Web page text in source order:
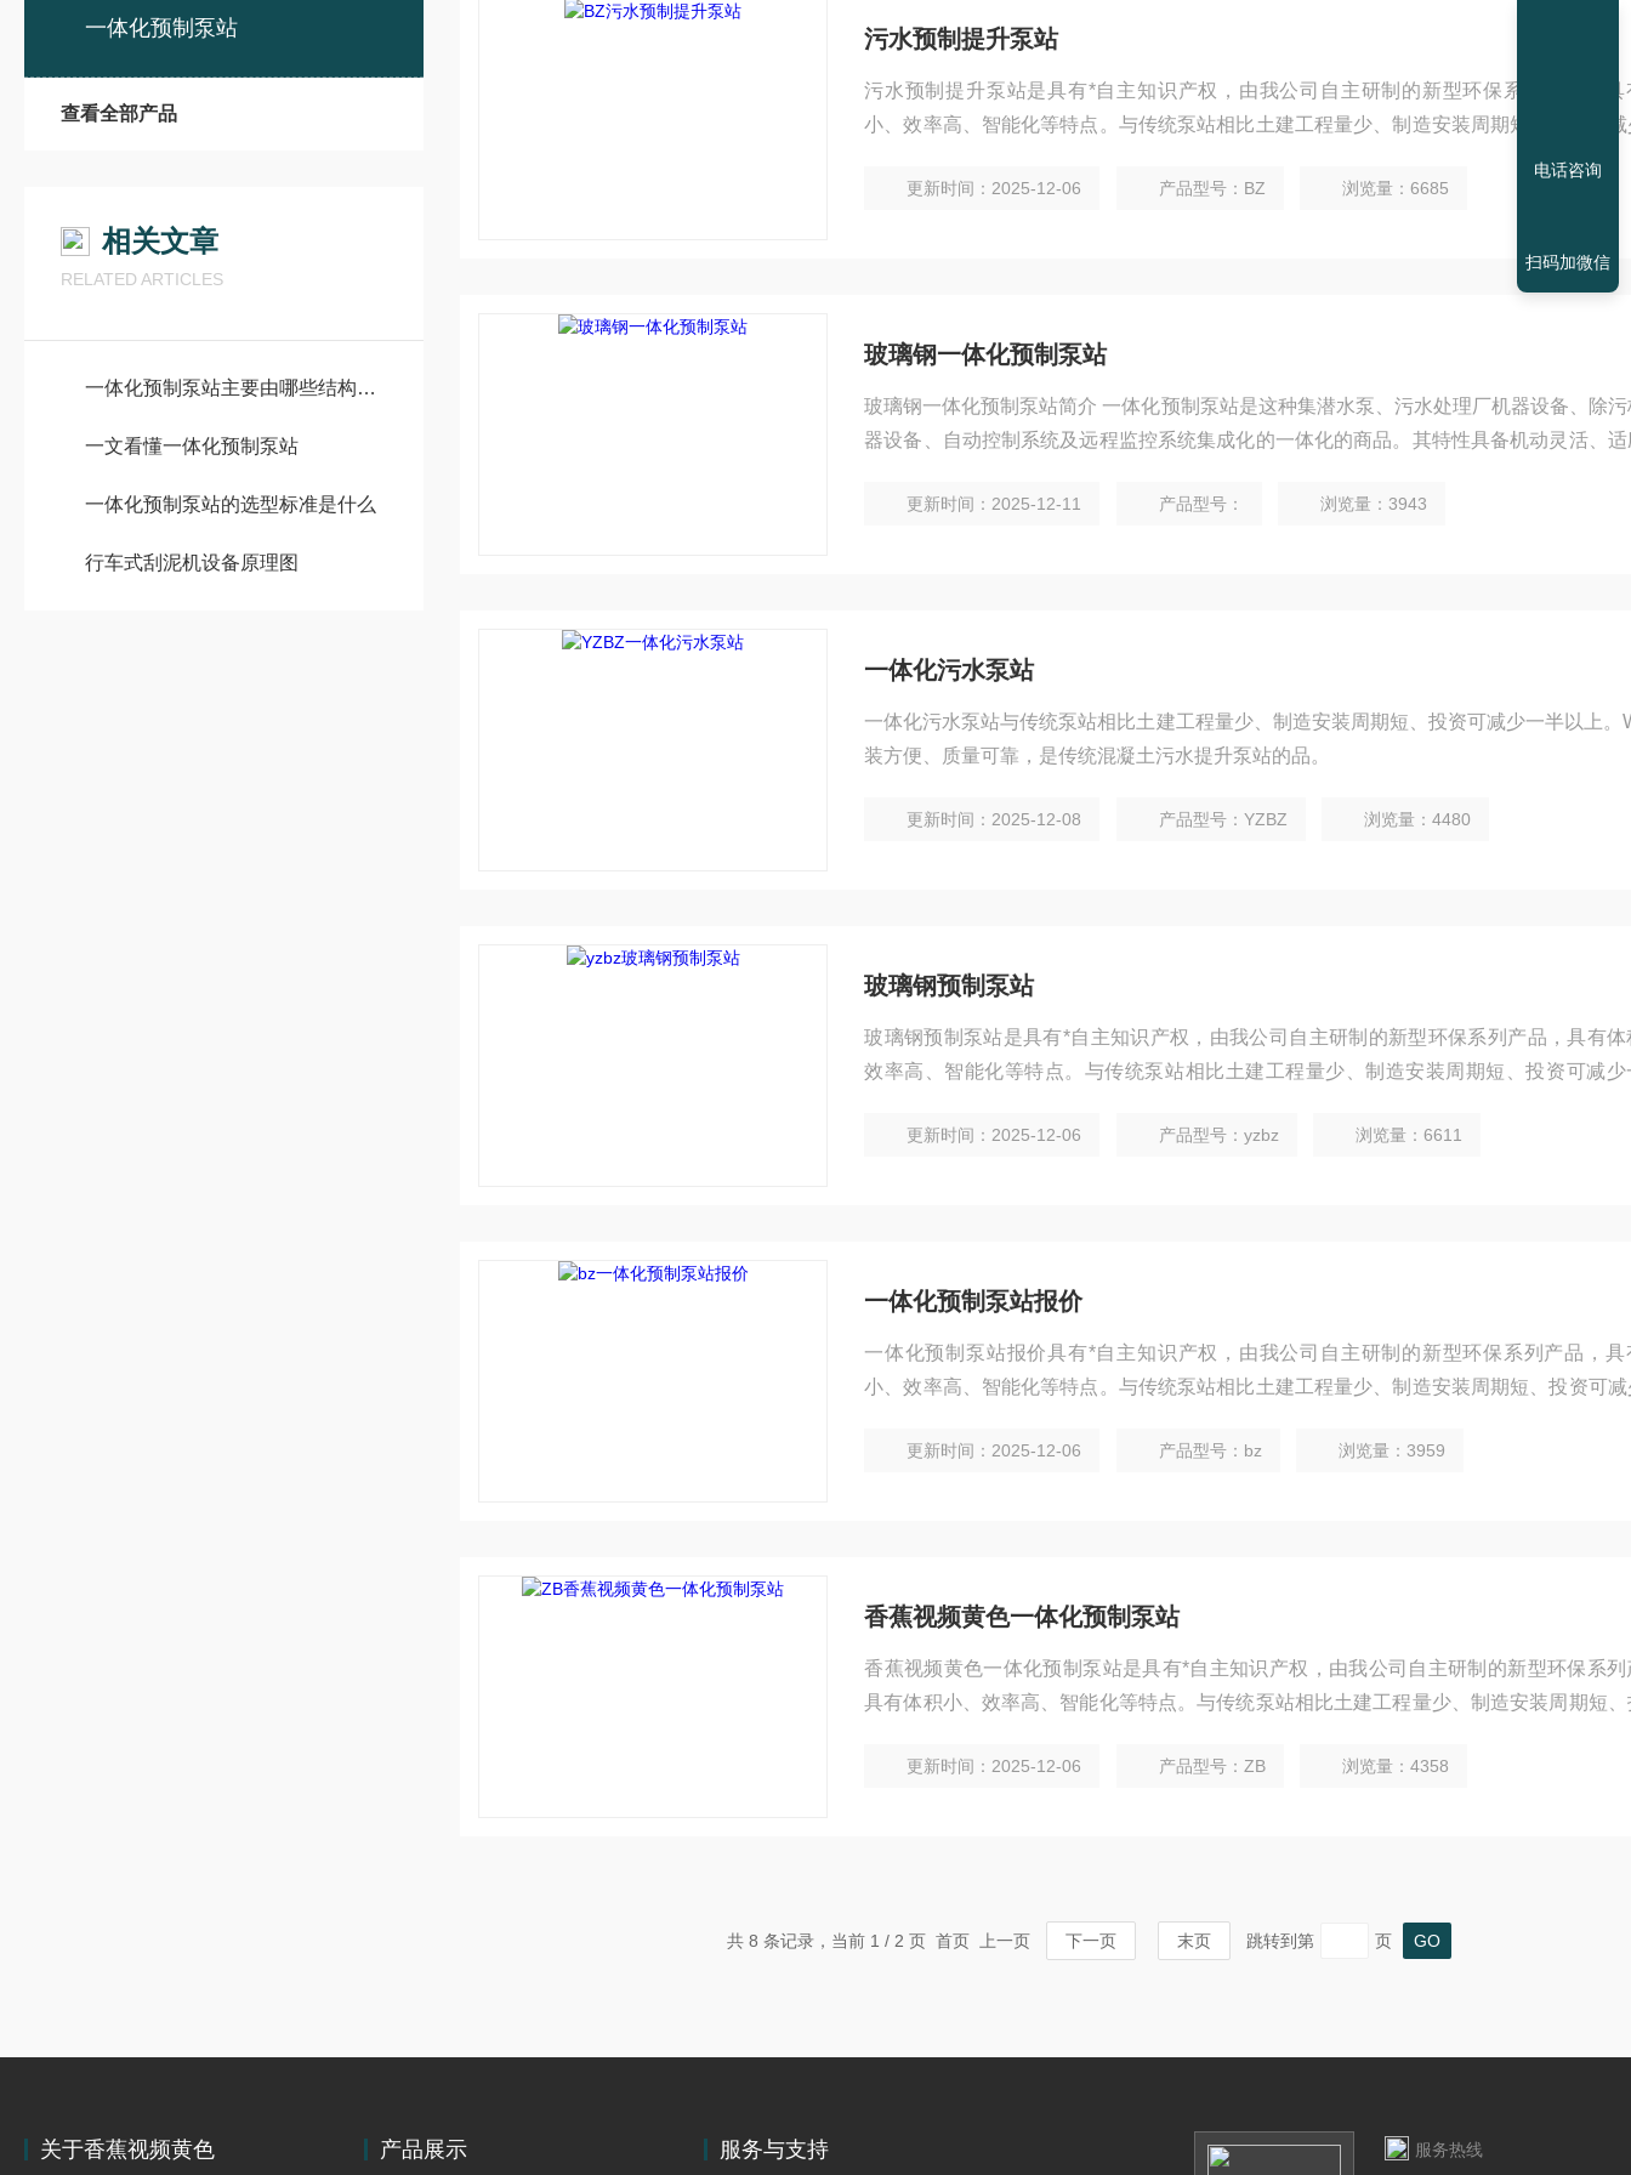
一体化预制泵站
查看全部产品
相关文章
RELATED ARTICLES
一体化预制泵站主要由哪些结构组成？
一文看懂一体化预制泵站
一体化预制泵站的选型标准是什么
行车式刮泥机设备原理图
污水预制提升泵站
污水预制提升泵站是具有*自主知识产权，由我公司自主研制的新型环保系列产品，具
小、效率高、智能化等特点。与传统泵站相比土建工程量少、制造安装周期短、投资可
更新时间：2025-12-06 产品型号：BZ 浏览量：6685
玻璃钢一体化预制泵站
玻璃钢一体化预制泵站简介 一体化预制泵站是这种集潜水泵、污水处理厂机器设备、除
器设备、自动控制系统及远程监控系统集成化的一体化的商品。其特性具备机动灵活、
水、降水、化工废水排污，也可用以水资源采水，是全新的绿色科技商品。
更新时间：2025-12-11 产品型号： 浏览量：3943
一体化污水泵站
一体化污水泵站与传统泵站相比土建工程量少、制造安装周期短、投资可减少一半以上。
装方便、质量可靠，是传统混凝土污水提升泵站的品。
更新时间：2025-12-08 产品型号：YZBZ 浏览量：4480
玻璃钢预制泵站
玻璃钢预制泵站是具有*自主知识产权，由我公司自主研制的新型环保系列产品，具有体
效率高、智能化等特点。与传统泵站相比土建工程量少、制造安装周期短、投资可减少
更新时间：2025-12-06 产品型号：yzbz 浏览量：6611
一体化预制泵站报价
一体化预制泵站报价具有*自主知识产权，由我公司自主研制的新型环保系列产品，具
小、效率高、智能化等特点。与传统泵站相比土建工程量少、制造安装周期短、投资可
更新时间：2025-12-06 产品型号：bz 浏览量：3959
香蕉视频黄色一体化预制泵站
香蕉视频黄色一体化预制泵站是具有*自主知识产权，由我公司自主研制的新型环保系列
具有体积小、效率高、智能化等特点。与传统泵站相比土建工程量少、制造安装周期短
更新时间：2025-12-06 产品型号：ZB 浏览量：4358
共 8 条记录，当前 1 / 2 页 首页 上一页 下一页 末页 跳转到第 页
关于香蕉视频黄色 产品展示 服务与支持 服务热线
电话咨询
扫码加微信